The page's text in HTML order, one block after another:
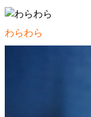
わらわら